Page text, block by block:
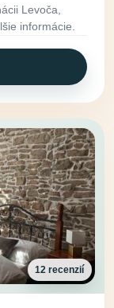
Levoča,
informácie.
12 recenzií